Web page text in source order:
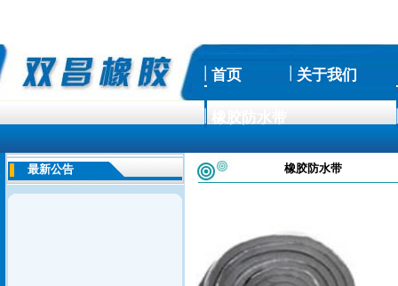
首页 关于我们
橡胶防水带
最新公告 橡胶防水带